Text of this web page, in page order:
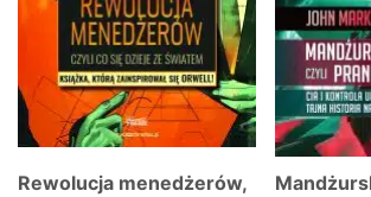
Rewolucja menedżerów,